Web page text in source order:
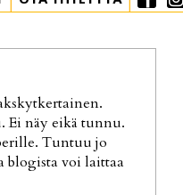
Ei näy eikä tunnu.
Tuntuu jo
blogista voi laittaa